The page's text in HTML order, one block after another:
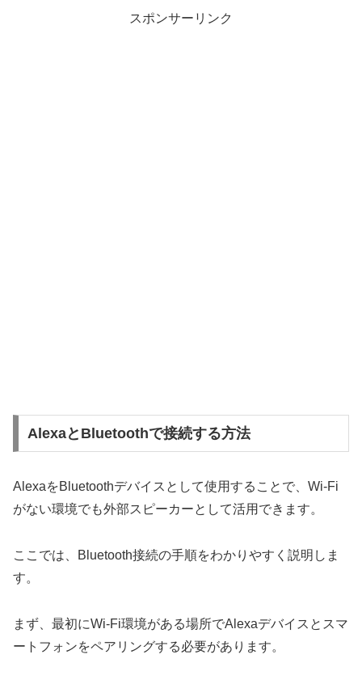
スポンサーリンク
AlexaとBluetoothで接続する方法
AlexaをBluetoothデバイスとして使用することで、Wi-Fi
がない環境でも外部スピーカーとして活用できます。
ここでは、Bluetooth接続の手順をわかりやすく説明しま
す。
まず、最初にWi-Fi環境がある場所でAlexaデバイスとスマ
ートフォンをペアリングする必要があります。